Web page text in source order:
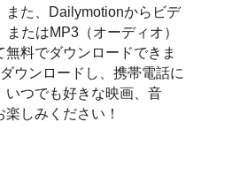
また、Dailymotionからビデ
たはMP3（オーディオ）
料でダウンロードできま
ウンロードし、携帯電話に
いつでも好きな映画、音
しみください！